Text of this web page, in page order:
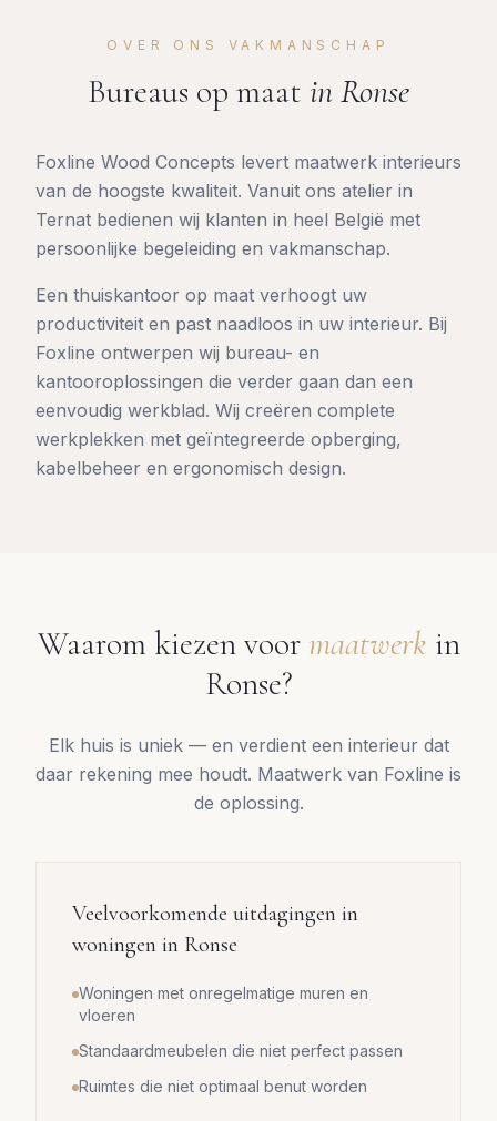
OVER ONS VAKMANSCHAP
Bureaus op maat inRonse
Foxline Wood Concepts levert maatwerk interieurs
van de hoogste kwaliteit. Vanuit ons atelier in
Ternat bedienen wij klanten in heel België met
persoonlijke begeleiding en vakmanschap.
Een thuiskantoor op maat verhoogt uw
productiviteit en past naadloos in uw interieur. Bij
Foxline ontwerpen wij bureau- en
kantooroplossingen die verder gaan dan een
eenvoudig werkblad. Wij creëren complete
werkplekken met geïntegreerde opberging,
kabelbeheer en ergonomisch design.
Waarom kiezen voor maatwerk in
Ronse?
Elk huis is uniek — en verdient een interieur dat
daar rekening mee houdt. Maatwerk van Foxline is
de oplossing.
Veelvoorkomende uitdagingen in
woningen in Ronse
Woningen met onregelmatige muren en
vloeren
Standaardmeubelen die niet perfect passen
Ruimtes die niet optimaal benut worden